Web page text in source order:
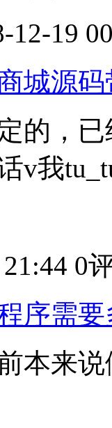
12-19
城源
的，
v我
0
序需
本来